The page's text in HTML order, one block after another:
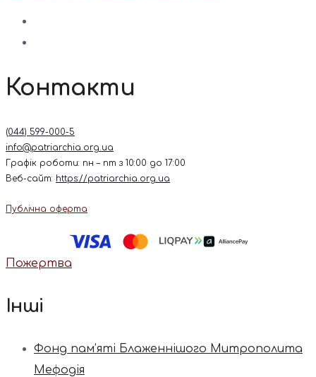
Контакти
(044) 599-000-5
info@patriarchia.org.ua
Графік роботи: пн – пт з 10:00 до 17:00
Веб-сайт: https://patriarchia.org.ua
Публічна оферта
Пожертва
Інші
Фонд пам’яті Блаженнішого Митрополита
Мефодія